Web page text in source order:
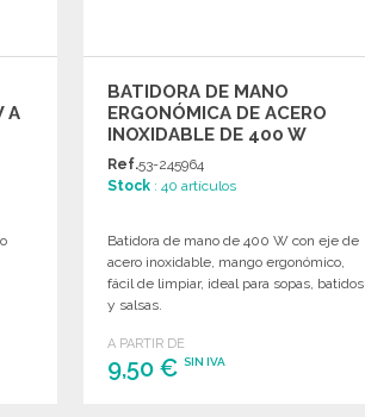
A
BATIDORA DE MANO
ERGONÓMICA DE ACERO
INOXIDABLE DE 400 W
Ref.53-245964
Stock : 40 artículos
Batidora de mano de 400 W con eje de
acero inoxidable, mango ergonómico,
fácil de limpiar, ideal para sopas, batidos
y salsas.
A PARTIR DE
9,50 €SIN IVA